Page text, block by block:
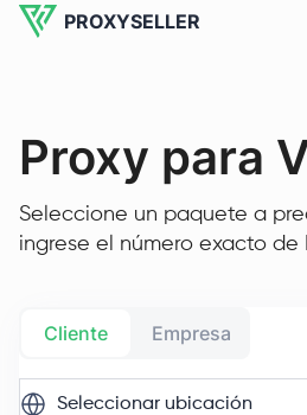
PROXYSELLER
Proxy para
Seleccione un paquete a
ingrese el número exacto de
Cliente Empresa
Seleccionar ubicación